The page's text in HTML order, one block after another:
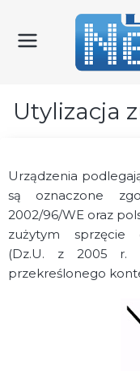
Utylizacja
Urządzenia
są oznaczone
2002/96/WE oraz
zużytym sprzęcie
(Dz.U. z 2005 r.
przekreślonego